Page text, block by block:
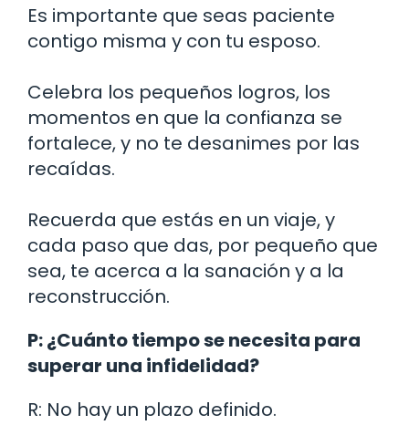
Es importante que seas paciente
contigo misma y con tu esposo.
Celebra los pequeños logros, los
momentos en que la confianza se
fortalece, y no te desanimes por las
recaídas.
Recuerda que estás en un viaje, y
cada paso que das, por pequeño que
sea, te acerca a la sanación y a la
reconstrucción.
P: ¿Cuánto tiempo se necesita para
superar una infidelidad?
R: No hay un plazo definido.